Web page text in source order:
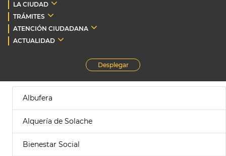
LA CIUDAD
TRÁMITES
ATENCIÓN CIUDADANA
ACTUALIDAD
Desplegar
Albufera
Alquería de Solache
Bienestar Social